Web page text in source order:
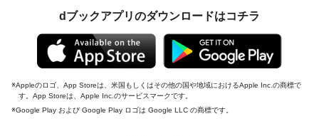
dブックアプリのダウンロードはコチラ
Appleのロゴ、App Storeは、米国もしくはその他の国や地域におけるApple Inc.の商標で
す。App Storeは、Apple Inc.のサービスマークです。
Google Play および Google Play ロゴは Google LLC の商標です。